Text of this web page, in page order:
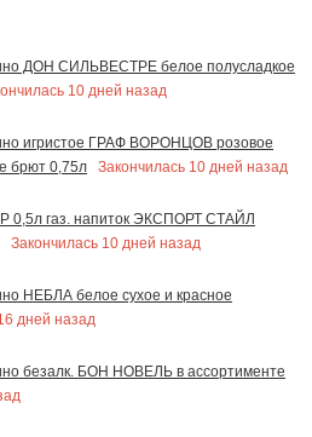
ДОН СИЛЬВЕСТРЕ белое полусладкое
10 дней назад
игристое ГРАФ ВОРОНЦОВ розовое
брют 0,75л
Закончилась 10 дней назад
газ. напиток ЭКСПОРТ СТАЙЛ
Закончилась 10 дней назад
НЕБЛА белое сухое и красное
дней назад
безалк. БОН НОВЕЛЬ в ассортименте